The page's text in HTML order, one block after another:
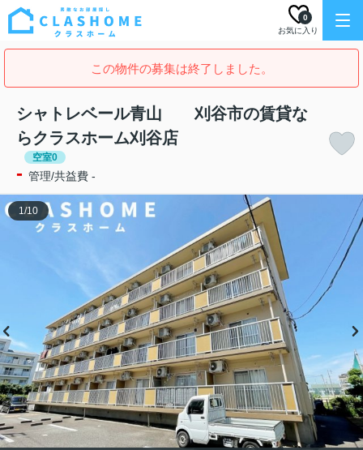
お気に入り
0
この物件の募集は終了しました。
シャトレベール青山 刈谷市の賃貸な
らクラスホーム刈谷店
空室0
- 管理/共益費 -
1/10